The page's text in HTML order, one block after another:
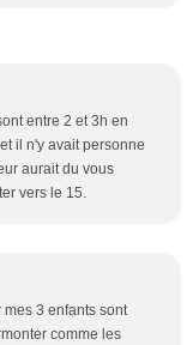
entre 2 et 3h en
il n'y avait personne
aurait du vous
vers le 15.
3 enfants sont
comme les